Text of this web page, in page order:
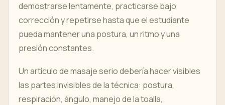
demostrarse lentamente, practicarse bajo
corrección y repetirse hasta que el estudiante
pueda mantener una postura, un ritmo y una
presión constantes.
Un artículo de masaje serio debería hacer visibles
las partes invisibles de la técnica: postura,
respiración, ángulo, manejo de la toalla,